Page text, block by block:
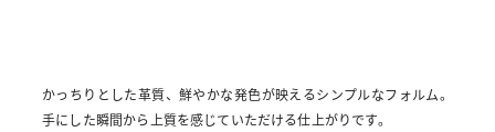
かっちりとした革質、鮮やかな発色が映えるシンプルなフォルム。
手にした瞬間から上質を感じていただける仕上がりです。